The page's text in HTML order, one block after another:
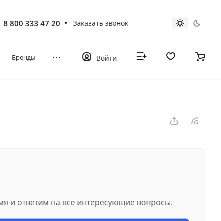
8 800 333 47 20 Заказать звонок
Бренды Войти
и ответим на все интересующие вопросы.